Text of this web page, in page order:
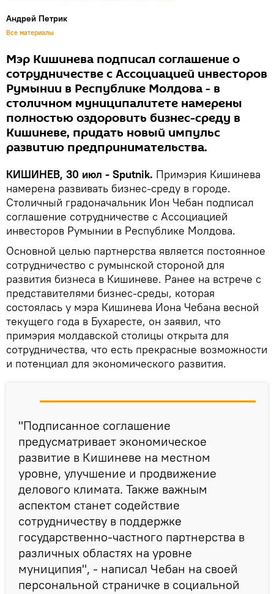
Андрей Петрик
Все материалы
Мэр Кишинева подписал соглашение о
сотрудничестве с Ассоциацией инвесторов
Румынии в Республике Молдова - в
столичном муниципалитете намерены
полностью оздоровить бизнес-среду в
Кишиневе, придать новый импульс
развитию предпринимательства.
КИШИНЕВ, 30 июл - Sputnik. Примэрия Кишинева
намерена развивать бизнес-среду в городе.
Столичный градоначальник Ион Чебан подписал
соглашение сотрудничестве с Ассоциацией
инвесторов Румынии в Республике Молдова.
Основной целью партнерства является постоянное
сотрудничество с румынской стороной для
развития бизнеса в Кишиневе. Ранее на встрече с
представителями бизнес-среды, которая
состоялась у мэра Кишинева Иона Чебана весной
текущего года в Бухаресте, он заявил, что
примэрия молдавской столицы открыта для
сотрудничества, что есть прекрасные возможности
и потенциал для экономического развития.
"Подписанное соглашение
предусматривает экономическое
развитие в Кишиневе на местном
уровне, улучшение и продвижение
делового климата. Также важным
аспектом станет содействие
сотрудничеству в поддержке
государственно-частного партнерства в
различных областях на уровне
муниципия", - написал Чебан на своей
персональной страничке в социальной